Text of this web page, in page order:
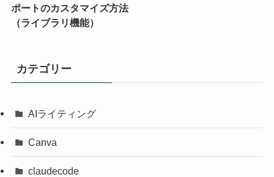
ポートのカスタマイズ方法
（ライブラリ機能）
カテゴリー
AIライティング
Canva
claudecode